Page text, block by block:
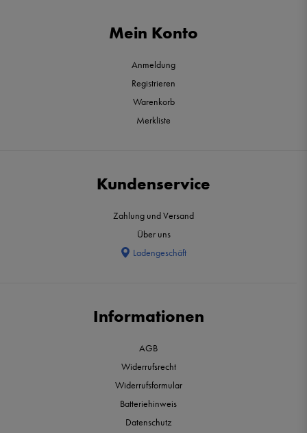
Mein Konto
Anmeldung
Registrieren
Warenkorb
Merkliste
Kundenservice
Zahlung und Versand
Über uns
Ladengeschäft
Informationen
AGB
Widerrufsrecht
Widerrufsformular
Batteriehinweis
Datenschutz